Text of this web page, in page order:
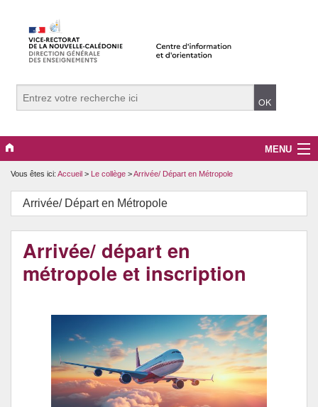
MENU
Le CIO
Le collège
La voie générale et techno.
La voie professionnelle
Emploi - Insertion - Formation
Vous êtes ici: Accueil > Le collège >Arrivée/ Départ en Métropole
Arrivée/ Départ en Métropole
Arrivée/ départ en
métropole et inscription